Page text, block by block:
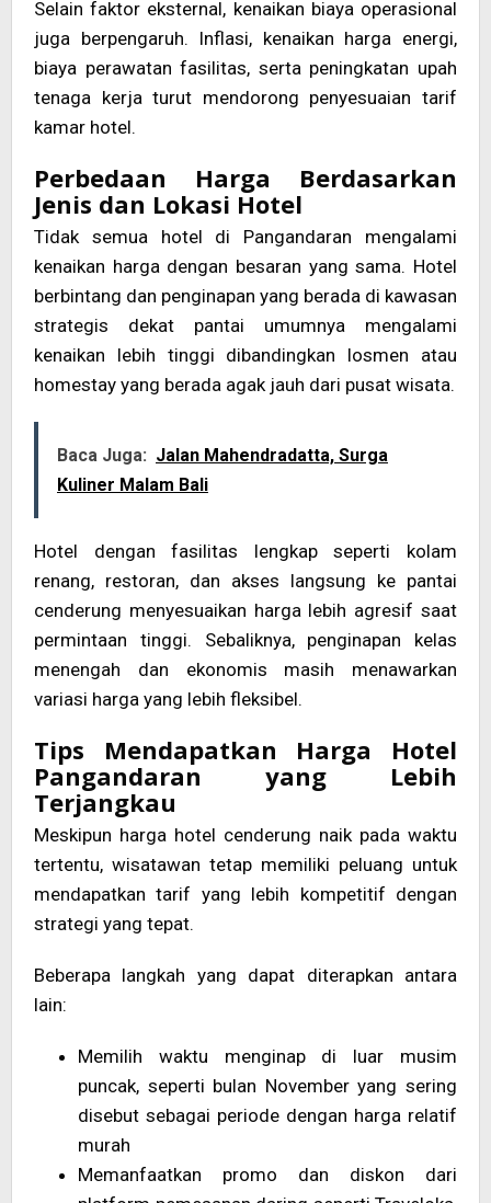
Selain faktor eksternal, kenaikan biaya operasional
juga berpengaruh. Inflasi, kenaikan harga energi,
biaya perawatan fasilitas, serta peningkatan upah
tenaga kerja turut mendorong penyesuaian tarif
kamar hotel.
Perbedaan Harga Berdasarkan
Jenis dan Lokasi Hotel
Tidak semua hotel di Pangandaran mengalami
kenaikan harga dengan besaran yang sama. Hotel
berbintang dan penginapan yang berada di kawasan
strategis dekat pantai umumnya mengalami
kenaikan lebih tinggi dibandingkan losmen atau
homestay yang berada agak jauh dari pusat wisata.
Baca Juga: Jalan Mahendradatta, Surga
Kuliner Malam Bali
Hotel dengan fasilitas lengkap seperti kolam
renang, restoran, dan akses langsung ke pantai
cenderung menyesuaikan harga lebih agresif saat
permintaan tinggi. Sebaliknya, penginapan kelas
menengah dan ekonomis masih menawarkan
variasi harga yang lebih fleksibel.
Tips Mendapatkan Harga Hotel
Pangandaran yang Lebih
Terjangkau
Meskipun harga hotel cenderung naik pada waktu
tertentu, wisatawan tetap memiliki peluang untuk
mendapatkan tarif yang lebih kompetitif dengan
strategi yang tepat.
Beberapa langkah yang dapat diterapkan antara
lain:
Memilih waktu menginap di luar musim
puncak, seperti bulan November yang sering
disebut sebagai periode dengan harga relatif
murah
Memanfaatkan promo dan diskon dari